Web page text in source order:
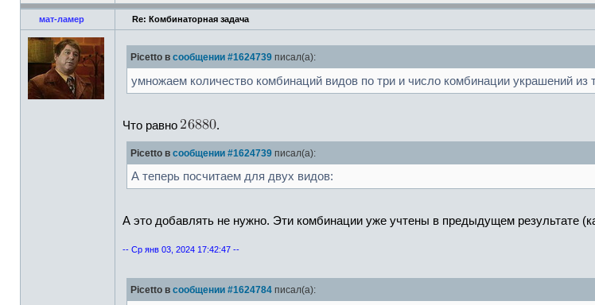
мат-ламер Re: Комбинаторная задача
Picetto в сообщении #1624739 писал(а):
умножаем количество комбинаций видов по три и число комбинации украшений из
Что равно .
Picetto в сообщении #1624739 писал(а):
А теперь посчитаем для двух видов:
А это добавлять не нужно. Эти комбинации уже учтены в предыдущем результате
-- Ср янв 03, 2024 17:42:47 --
Picetto в сообщении #1624784 писал(а):